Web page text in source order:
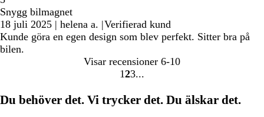
Snygg bilmagnet
18 juli 2025 | helena a. |Verifierad kund
Kunde göra en egen design som blev perfekt. Sitter bra på
bilen.
Visar recensioner 6-10
Gå
sidan
1 Gå
sidan
2Gå
sidan
3
Du behöver det. Vi trycker det. Du älskar det.